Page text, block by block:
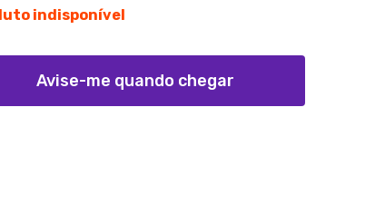
indisponível
Avise-me quando chegar